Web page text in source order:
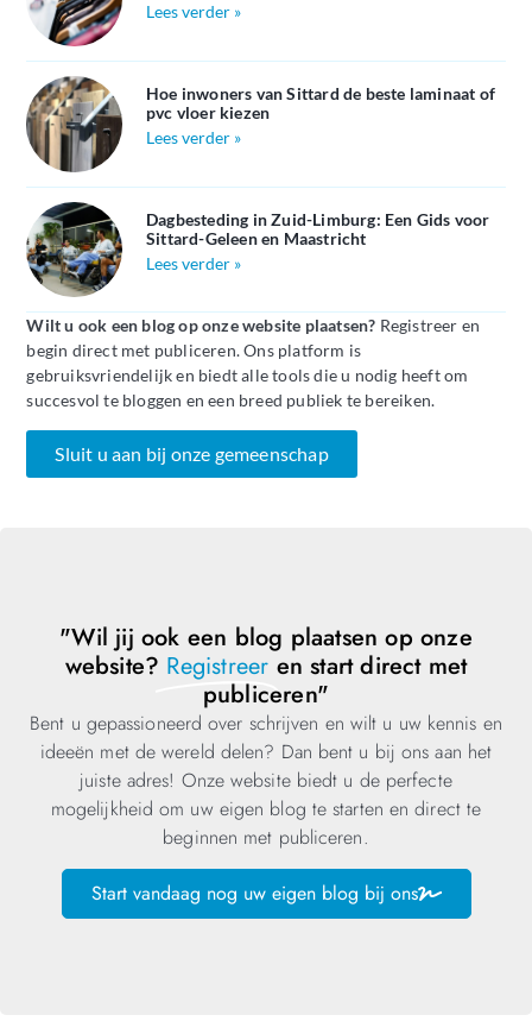
Lees verder »
Hoe inwoners van Sittard de beste laminaat of
pvc vloer kiezen
Lees verder »
Dagbesteding in Zuid-Limburg: Een Gids voor
Sittard-Geleen en Maastricht
Lees verder »
Wilt u ook een blog op onze website plaatsen? Registreer en
begin direct met publiceren. Ons platform is
gebruiksvriendelijk en biedt alle tools die u nodig heeft om
succesvol te bloggen en een breed publiek te bereiken.
Sluit u aan bij onze gemeenschap
"Wil jij ook een blog plaatsen op onze
website? Registreer en start direct met
publiceren"
Bent u gepassioneerd over schrijven en wilt u uw kennis en
ideeën met de wereld delen? Dan bent u bij ons aan het
juiste adres! Onze website biedt u de perfecte
mogelijkheid om uw eigen blog te starten en direct te
beginnen met publiceren.
Start vandaag nog uw eigen blog bij ons